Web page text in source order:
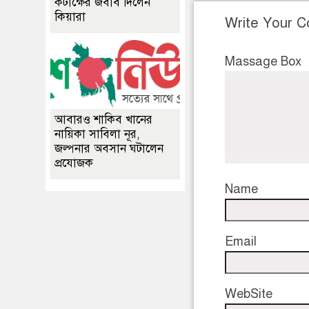
Write Your
Massage Box
Name
Email
WebSite
কিয়ারা
আবারও শাকিব খানের
নায়িকা সাবিলা নূর,
জল্পনার অবসান ঘটালেন
প্রযোজক